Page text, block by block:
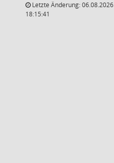
Letzte Änderung: 06.08.2026
18:15:41